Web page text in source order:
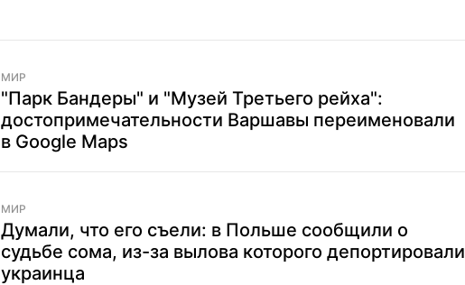
МИР
"Парк Бандеры" и "Музей Третьего рейха":
достопримечательности Варшавы переименовали
в Google Maps
МИР
Думали, что его съели: в Польше сообщили о
судьбе сома, из-за вылова которого депортировали
украинца